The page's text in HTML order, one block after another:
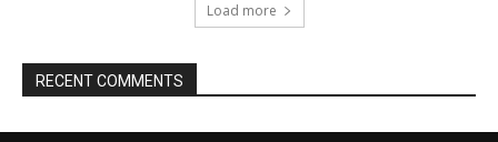
Load more
RECENT COMMENTS